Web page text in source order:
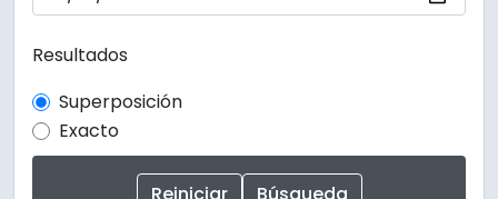
Resultados
Superposición
Exacto